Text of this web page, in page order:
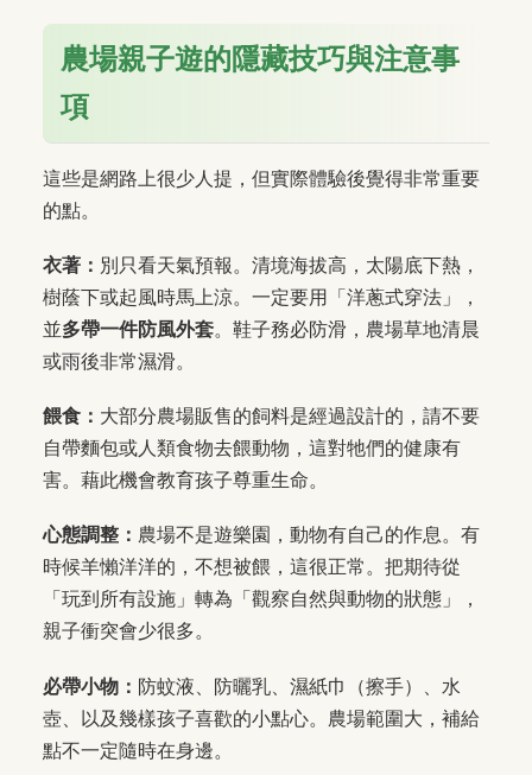
農場親子遊的隱藏技巧與注意事
項
這些是網路上很少人提，但實際體驗後覺得非常重要
的點。
衣著： 別只看天氣預報。清境海拔高，太陽底下熱，
樹蔭下或起風時馬上涼。一定要用「洋蔥式穿法」，
並多帶一件防風外套。鞋子務必防滑，農場草地清晨
或雨後非常濕滑。
餵食： 大部分農場販售的飼料是經過設計的，請不要
自帶麵包或人類食物去餵動物，這對牠們的健康有
害。藉此機會教育孩子尊重生命。
心態調整： 農場不是遊樂園，動物有自己的作息。有
時候羊懶洋洋的，不想被餵，這很正常。把期待從
「玩到所有設施」轉為「觀察自然與動物的狀態」，
親子衝突會少很多。
必帶小物： 防蚊液、防曬乳、濕紙巾（擦手）、水
壺、以及幾樣孩子喜歡的小點心。農場範圍大，補給
點不一定隨時在身邊。